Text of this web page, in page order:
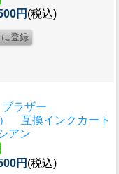
円 (税込)
ラザー
） 互換インクカート
アン
円 (税込)